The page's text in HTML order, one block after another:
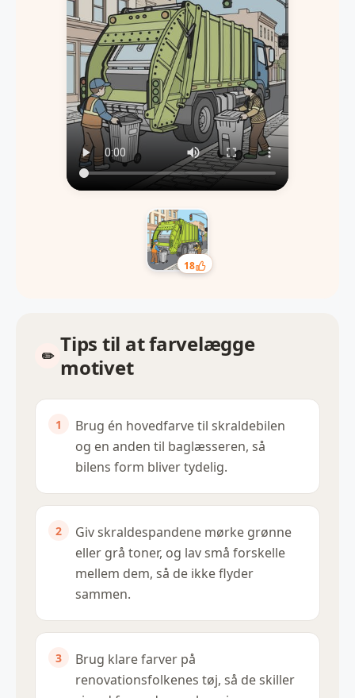
18
Tips til at farvelægge
motivet
Brug én hovedfarve til skraldebilen
og en anden til baglæsseren, så
bilens form bliver tydelig.
Giv skraldespandene mørke grønne
eller grå toner, og lav små forskelle
mellem dem, så de ikke flyder
sammen.
Brug klare farver på
renovationsfolkenes tøj, så de skiller